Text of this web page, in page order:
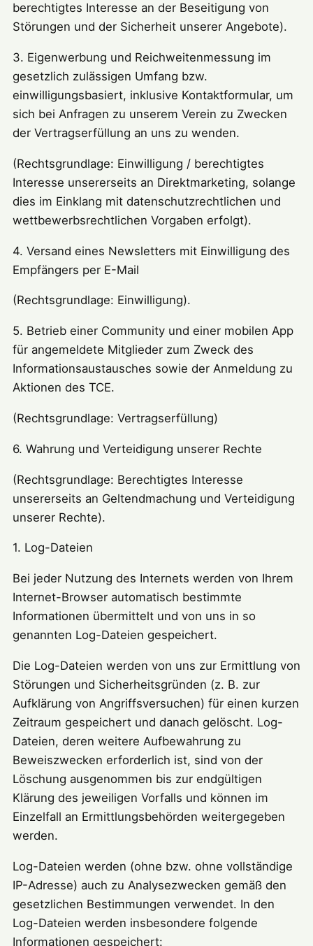
berechtigtes Interesse an der Beseitigung von
Störungen und der Sicherheit unserer Angebote).
3. Eigenwerbung und Reichweitenmessung im
gesetzlich zulässigen Umfang bzw.
einwilligungsbasiert, inklusive Kontaktformular, um
sich bei Anfragen zu unserem Verein zu Zwecken
der Vertragserfüllung an uns zu wenden.
(Rechtsgrundlage: Einwilligung / berechtigtes
Interesse unsererseits an Direktmarketing, solange
dies im Einklang mit datenschutzrechtlichen und
wettbewerbsrechtlichen Vorgaben erfolgt).
4. Versand eines Newsletters mit Einwilligung des
Empfängers per E-Mail
(Rechtsgrundlage: Einwilligung).
5. Betrieb einer Community und einer mobilen App
für angemeldete Mitglieder zum Zweck des
Informationsaustausches sowie der Anmeldung zu
Aktionen des TCE.
(Rechtsgrundlage: Vertragserfüllung)
6. Wahrung und Verteidigung unserer Rechte
(Rechtsgrundlage: Berechtigtes Interesse
unsererseits an Geltendmachung und Verteidigung
unserer Rechte).
1. Log-Dateien
Bei jeder Nutzung des Internets werden von Ihrem
Internet-Browser automatisch bestimmte
Informationen übermittelt und von uns in so
genannten Log-Dateien gespeichert.
Die Log-Dateien werden von uns zur Ermittlung von
Störungen und Sicherheitsgründen (z. B. zur
Aufklärung von Angriffsversuchen) für einen kurzen
Zeitraum gespeichert und danach gelöscht. Log-
Dateien, deren weitere Aufbewahrung zu
Beweiszwecken erforderlich ist, sind von der
Löschung ausgenommen bis zur endgültigen
Klärung des jeweiligen Vorfalls und können im
Einzelfall an Ermittlungsbehörden weitergegeben
werden.
Log-Dateien werden (ohne bzw. ohne vollständige
IP-Adresse) auch zu Analysezwecken gemäß den
gesetzlichen Bestimmungen verwendet. In den
Log-Dateien werden insbesondere folgende
Informationen gespeichert: